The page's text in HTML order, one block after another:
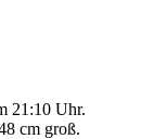
21:10 Uhr.
cm groß.